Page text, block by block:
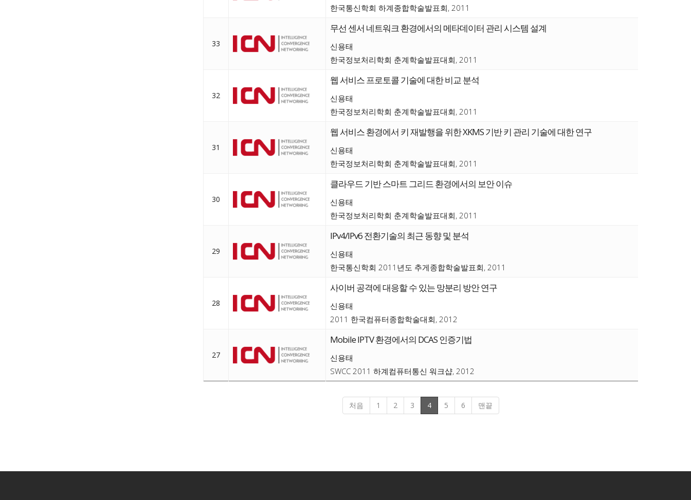
한국통신학회 하계종합학술발표회, 2011
33
무선 센서 네트워크 환경에서의 메타데이터 관리 시스템 설계
신용태
한국정보처리학회 춘계학술발표대회, 2011
32
웹 서비스 프로토콜 기술에 대한 비교 분석
신용태
한국정보처리학회 춘계학술발표대회, 2011
31
웹 서비스 환경에서 키 재발행을 위한 XKMS 기반 키 관리 기술에 대한 연구
신용태
한국정보처리학회 춘계학술발표대회, 2011
30
클라우드 기반 스마트 그리드 환경에서의 보안 이슈
신용태
한국정보처리학회 춘계학술발표대회, 2011
29
IPv4/IPv6 전환기술의 최근 동향 및 분석
신용태
한국통신학회 2011년도 추게종합학술발표회, 2011
28
사이버 공격에 대응할 수 있는 망분리 방안 연구
신용태
2011 한국컴퓨터종합학술대회, 2012
27
Mobile IPTV 환경에서의 DCAS 인증기법
신용태
SWCC 2011 하계컴퓨터통신 워크샵, 2012
처음 1 2 3 4 5 6 맨끝